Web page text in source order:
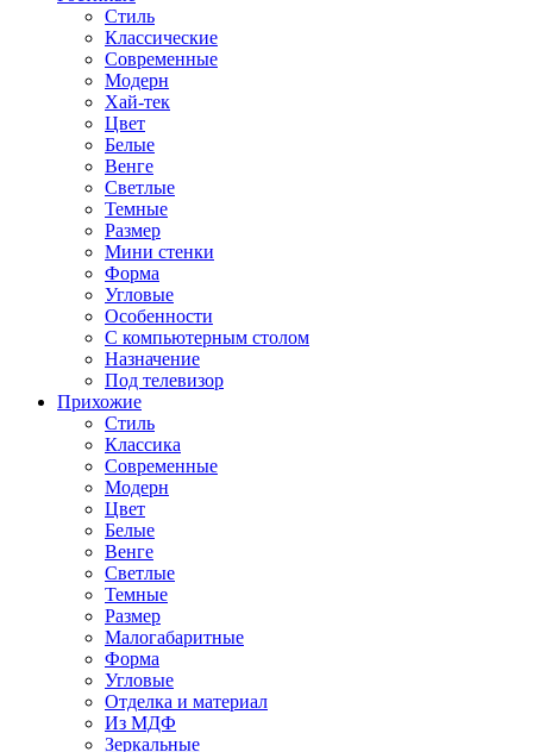
Стиль
Классические
Современные
Модерн
Хай-тек
Цвет
Белые
Венге
Светлые
Темные
Размер
Мини стенки
Форма
Угловые
Особенности
С компьютерным столом
Назначение
Под телевизор
Прихожие
Стиль
Классика
Современные
Модерн
Цвет
Белые
Венге
Светлые
Темные
Размер
Малогабаритные
Форма
Угловые
Отделка и материал
Из МДФ
Зеркальные